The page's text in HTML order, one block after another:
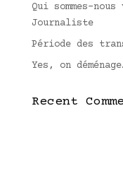
Qui sommes-
Journaliste
Période des
Yes, on
Recent